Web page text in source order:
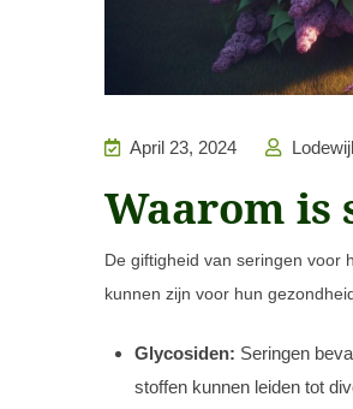
April 23, 2024
Waarom is
De giftigheid van seringen voor
kunnen zijn voor hun
Glycosiden: Seringen
stoffen kunnen leiden tot